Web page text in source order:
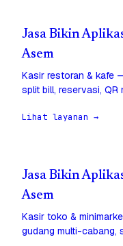
Jasa Bikin
Asem
Kasir restoran & kafe
split bill, reservasi, QR
Lihat layanan →
Jasa Bikin
Asem
Kasir toko &
gudang multi-cabang,